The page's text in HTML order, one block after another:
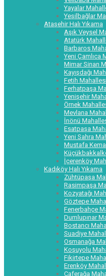
Yayalar
Yeşilbağlar
Ataşehir Halı Yıkama
Aşık Veysel
Atatürk
Barbaros
Yeni Çamlıca
Mimar Sinan
Kayışdağı
Fetih
Ferhatpaşa
Yenişehir
Örnek
Mevlana
İnönü
Esatpaşa
Yeni Sahra
Mustafa
İçerenköy
Kadıköy Halı Yıkama
Zühtüpaşa
Rasimpaşa
Kozyatağı
Göztepe
Fenerbahçe
Dumlupınar
Bostancı
Suadiye
Osmanağa
Koşuyolu
Fikirtepe
Erenköy
Caferağa